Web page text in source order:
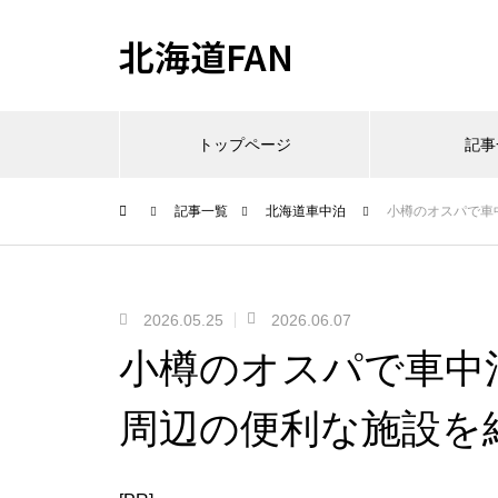
北海道FAN
トップページ 記
記事一覧 北海道車中泊 小樽のオスパで車
2026.05.25 2026.06.07
小樽のオスパで車中
周辺の便利な施設を